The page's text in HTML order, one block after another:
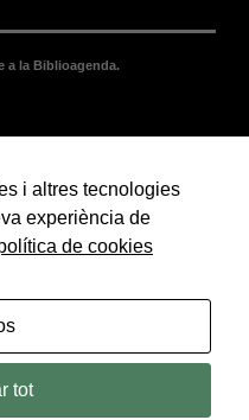
a la Biblioagenda.
i altres tecnologies
experiència de
de cookies
tot